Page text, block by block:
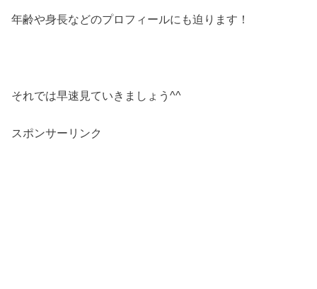
年齢や身長などのプロフィールにも迫ります！
それでは早速見ていきましょう^^
スポンサーリンク